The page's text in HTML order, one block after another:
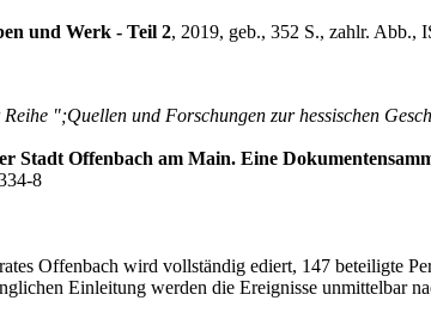
und Werk - Teil 2, 2019, geb., 352 S., zahlr. Abb.,
";Quellen und Forschungen zur hessischen
Stadt Offenbach am Main. Eine
8
Offenbach wird vollständig ediert, 147 beteiligte
Einleitung werden die Ereignisse unmittelbar